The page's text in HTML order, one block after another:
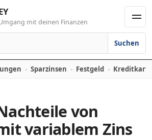
mit deinen Finanzen
Suchen
Sparzinsen Festgeld
von
variablem Zins